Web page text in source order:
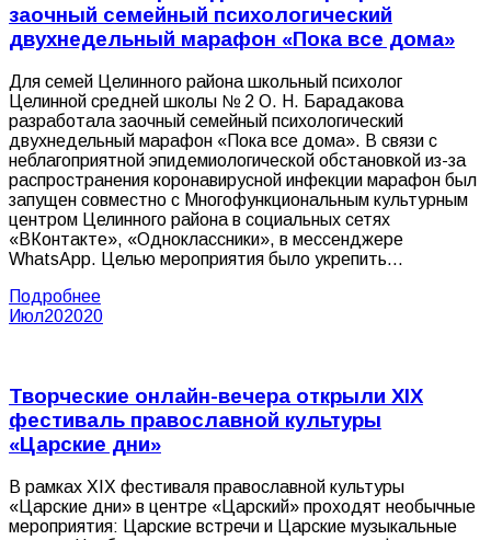
заочный семейный психологический
двухнедельный марафон «Пока все дома»
Для семей Целинного района школьный психолог
Целинной средней школы № 2 О. Н. Барадакова
разработала заочный семейный психологический
двухнедельный марафон «Пока все дома». В связи с
неблагоприятной эпидемиологической обстановкой из-за
распространения коронавирусной инфекции марафон был
запущен совместно с Многофункциональным культурным
центром Целинного района в социальных сетях
«ВКонтакте», «Одноклассники», в мессенджере
WhatsApp. Целью мероприятия было укрепить…
Подробнее
Июл202020
Творческие онлайн-вечера открыли XIX
фестиваль православной культуры
«Царские дни»
В рамках XIX фестиваля православной культуры
«Царские дни» в центре «Царский» проходят необычные
мероприятия: Царские встречи и Царские музыкальные